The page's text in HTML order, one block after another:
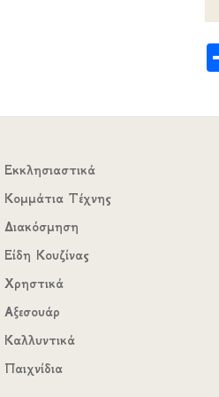
Εκκλησιαστικά
Κομμάτια Τέχνης
Διακόσμηση
Είδη Κουζίνας
Χρηστικά
Αξεσουάρ
Καλλυντικά
Παιχνίδια